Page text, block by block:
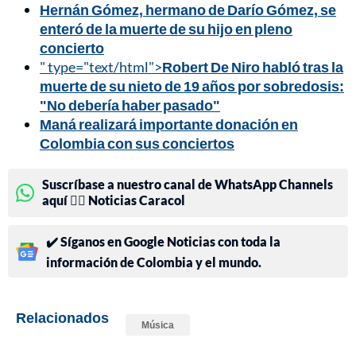
Hernán Gómez, hermano de Darío Gómez, se
enteró de la muerte de su hijo en pleno
concierto
" type="text/html">Robert De Niro habló tras la
muerte de su nieto de 19 años por sobredosis:
"No debería haber pasado"
Maná realizará importante donación en
Colombia con sus conciertos
Suscríbase a nuestro canal de WhatsApp Channels
aquí 👉🏻 Noticias Caracol
✔️ Síganos en Google Noticias con toda la
información de Colombia y el mundo.
Relacionados Música